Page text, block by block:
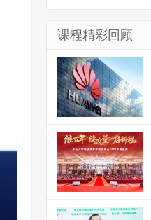
课程精彩回顾